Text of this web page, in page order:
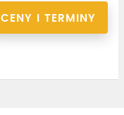
CENY I TERMINY